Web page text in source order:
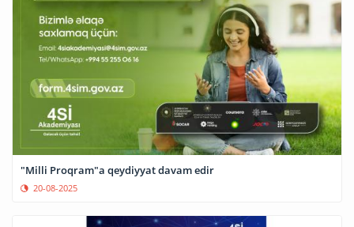
"Milli Proqram"a qeydiyyat davam edir
20-08-2025